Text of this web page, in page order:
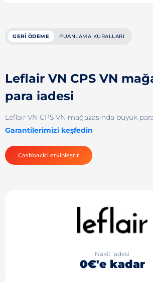
GERI ÖDEME PUANLAMA KURALLARI
Leflair VN CPS VN
para iadesi
Leflair VN CPS VN mağazasında büyük
Garantilerimizi keşfedin
Cashback'i etkinleştir
Nakit iadesi
0€'e kadar